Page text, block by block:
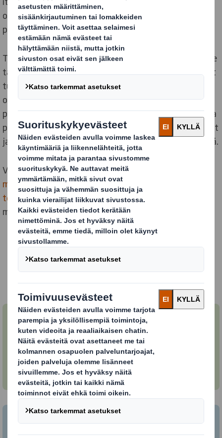
ostopäätökseen kannustavien ja innovatiivisten
pakkausten merkitys on kasvanut erittäin suureksi.
Tällä tuotesegmentillä käytettävien pakkausten tulee
täyttää korkeat suorituskykyvaatimukset, sillä monet
tuotteet ovat painavia, ja lisäksi niiden pakkaaminen
on usein haastavaa. Monissa tapauksissa sopivin
pakkausratkaisu saadaan aikaan yhdistämällä erilaisia
pakkausmateriaaleja. Selkeät tuotteen tunnistetiedot
ja helppolukuiset käyttöohjeet ovat oleellisen tärkeitä.
Valmistammehyllyvalmiita pakkauksia
myymälämateriaalejasekäkuljetus-
teollisuuspakkauksia, jotka täyttävät tämän
markkina-alueen tuotteiden yksilölliset vaatimukset.
OTA YHTEYTTÄ JA KYSY LISÄTIETOA!
Hyllyvalmiit myymäläpakkaukset
Hyllyvalmiilla myymäläpakkauksella lisää
myyntiä
Kuljetuspakkaukset